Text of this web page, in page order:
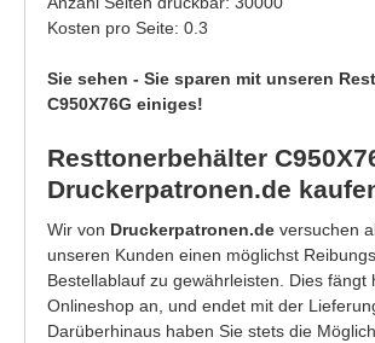
Kosten pro Seite: 0.3
Sie sehen - Sie sparen mit unseren
C950X76G einiges!
Resttonerbehälter
Druckerpatronen.de
Wir von Druckerpatronen.de versuchen
unseren Kunden einen möglichst
Bestellablauf zu gewährleisten. Dies fängt
Onlineshop an, und endet mit der
Darüberhinaus haben Sie stets die